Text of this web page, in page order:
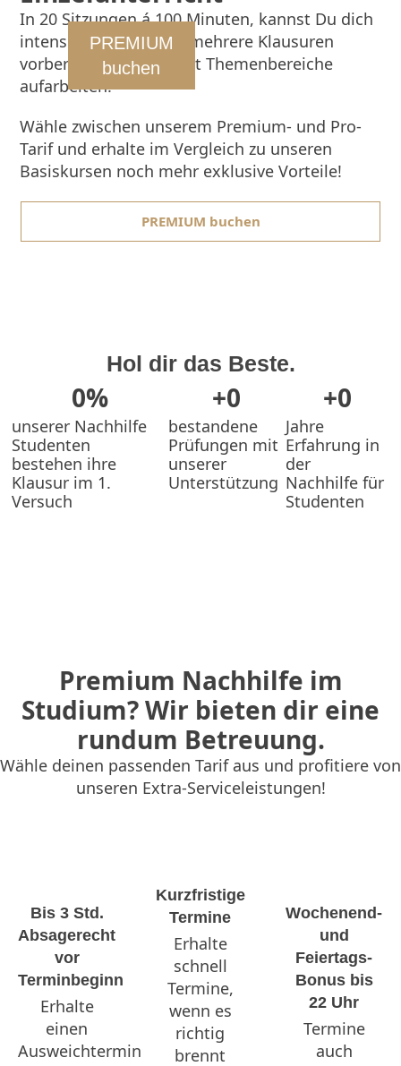
PREMIUM
buchen
In 20 Sitzungen á 100 Minuten, kannst Du dich
intensiv auf eine oder mehrere Klausuren
vorbereiten oder gezielt Themenbereiche
aufarbeiten.
Wähle zwischen unserem Premium- und Pro-
Tarif und erhalte im Vergleich zu unseren
Basiskursen noch mehr exklusive Vorteile!
PREMIUM buchen
Hol dir das Beste.
unserer Nachhilfe
Studenten
bestehen ihre
Klausur im 1.
Versuch
0%
bestandene
Prüfungen mit
unserer
Unterstützung
+0
Jahre
Erfahrung in
der
Nachhilfe für
Studenten
+0
Premium Nachhilfe im
Studium? Wir bieten dir eine
rundum Betreuung.
Wähle deinen passenden Tarif aus und profitiere von
unseren Extra-Serviceleistungen!
Bis 3 Std.
Absagerecht
vor
Terminbeginn
Erhalte
einen
Ausweichtermin
Kurzfristige
Termine
Erhalte
schnell
Termine,
wenn es
richtig
brennt
Wochenend-
und
Feiertags-
Bonus bis
22 Uhr
Termine
auch